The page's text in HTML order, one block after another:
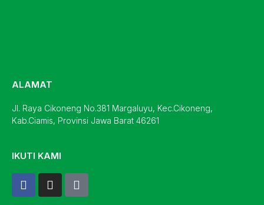
ALAMAT
Jl. Raya Cikoneng No.381 Margaluyu, Kec.Cikoneng,
Kab.Ciamis, Provinsi Jawa Barat 46261
IKUTI KAMI
F
a
I
n
T
i